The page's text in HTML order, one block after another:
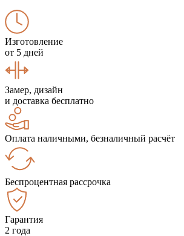
Изготовление
от 5 дней
Замер, дизайн
и доставка бесплатно
Оплата наличными, безналичный расчёт
Беспроцентная рассрочка
Гарантия
2 года